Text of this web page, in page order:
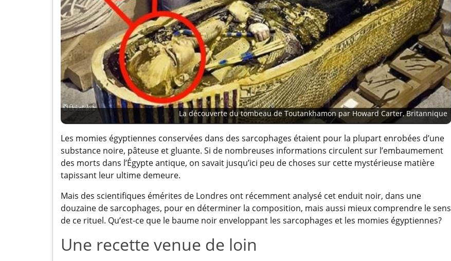
La découverte du tombeau de Toutankhamon par Howard Carter, Britannique
Les momies égyptiennes conservées dans des sarcophages étaient pour la plupart enrobées d’une
substance noire, pâteuse et gluante. Si de nombreuses informations circulent sur l’embaumement
des morts dans l’Égypte antique, on savait jusqu’ici peu de choses sur cette mystérieuse matière
tapissant leur ultime demeure.
Mais des scientifiques émérites de Londres ont récemment analysé cet enduit noir, dans une
douzaine de sarcophages, pour en déterminer la composition, mais aussi mieux comprendre le sens
de ce rituel. Qu’est-ce que le baume noir enveloppant les sarcophages et les momies égyptiennes?
Une recette venue de loin